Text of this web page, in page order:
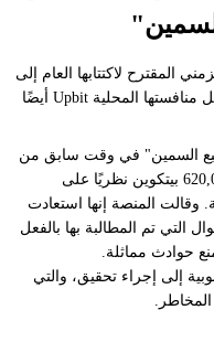
المقترح لاكتتابها العام إلى
عام 2028 وسط التدقيق التنظيمي، بينما تعمل منافستها المحلية Upbit أيضًا
السمين" في وقت سابق من
هذا العام، حيث وزعت عن طريق الخطأ 620,000 بيتكوين نظريًا على
وقالت المنصة إنها استعادت
التي تم المطالبة بها بالفعل
حوادث مماثلة.
إلى إجراء تحقيق، والتي